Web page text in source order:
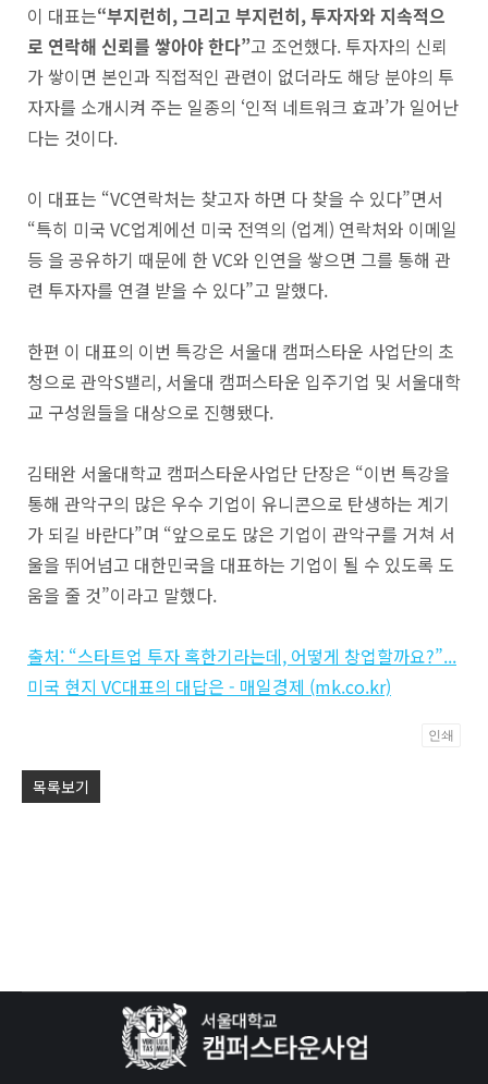
이 대표는“부지런히, 그리고 부지런히, 투자자와 지속적으
로 연락해 신뢰를 쌓아야 한다”고 조언했다. 투자자의 신뢰
가 쌓이면 본인과 직접적인 관련이 없더라도 해당 분야의 투
자자를 소개시켜 주는 일종의 ‘인적 네트워크 효과’가 일어난
다는 것이다.
이 대표는 “VC연락처는 찾고자 하면 다 찾을 수 있다”면서
“특히 미국 VC업계에선 미국 전역의 (업계) 연락처와 이메일
등 을 공유하기 때문에 한 VC와 인연을 쌓으면 그를 통해 관
련 투자자를 연결 받을 수 있다”고 말했다.
한편 이 대표의 이번 특강은 서울대 캠퍼스타운 사업단의 초
청으로 관악S밸리, 서울대 캠퍼스타운 입주기업 및 서울대학
교 구성원들을 대상으로 진행됐다.
김태완 서울대학교 캠퍼스타운사업단 단장은 “이번 특강을
통해 관악구의 많은 우수 기업이 유니콘으로 탄생하는 계기
가 되길 바란다”며 “앞으로도 많은 기업이 관악구를 거쳐 서
울을 뛰어넘고 대한민국을 대표하는 기업이 될 수 있도록 도
움을 줄 것”이라고 말했다.
출처: “스타트업 투자 혹한기라는데, 어떻게 창업할까요?”...
미국 현지 VC대표의 대답은 - 매일경제 (mk.co.kr)
인쇄
목록보기